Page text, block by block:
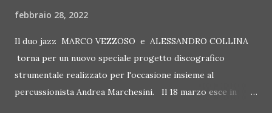
febbraio 28, 2022
Il duo jazz MARCO VEZZOSO e ALESSANDRO COLLINA
torna per un nuovo speciale progetto discografico
strumentale realizzato per l'occasione insieme al
percussionista Andrea Marchesini. Il 18 marzo esce in